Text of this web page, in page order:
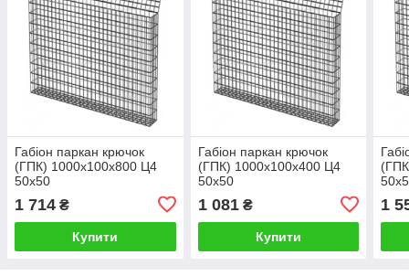
Габіон паркан крючок
(ГПК) 1000х100х800 Ц4
50х50
1 714 ₴
Купити
Габіон паркан крючок
(ГПК) 1000х100х400 Ц4
50х50
1 081₴
Купити
1